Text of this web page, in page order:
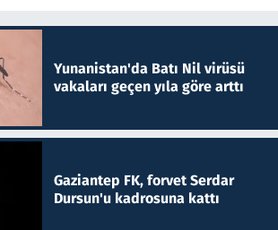
Yunanistan'da Batı Nil virüsü
vakaları geçen yıla göre arttı
Gaziantep FK, forvet Serdar
Dursun'u kadrosuna kattı